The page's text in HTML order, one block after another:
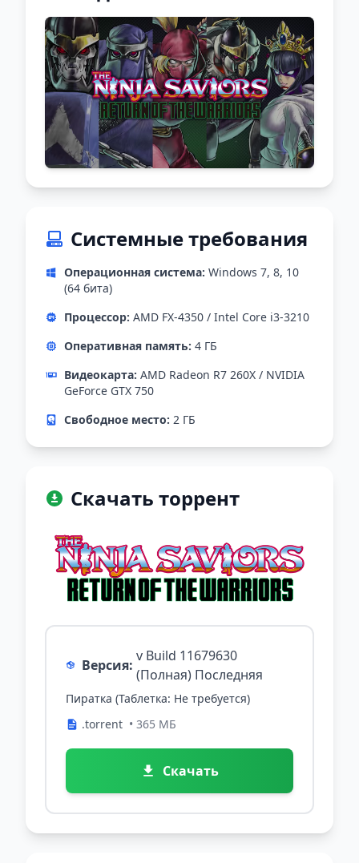
Системные требования
Операционная система: Windows 7, 8, 10
(64 бита)
Процессор: AMD FX-4350 / Intel Core i3-3210
Оперативная память: 4 ГБ
Видеокарта: AMD Radeon R7 260X / NVIDIA
GeForce GTX 750
Свободное место: 2 ГБ
Скачать торрент
Версия:
v Build 11679630
(Полная) Последняя
Пиратка (Таблетка: Не требуется)
.torrent • 365 МБ
Скачать